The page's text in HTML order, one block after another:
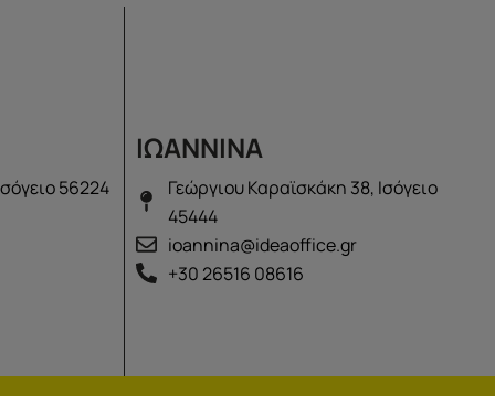
56224
ΙΩΑΝΝΙΝΑ
Γεώργιου Καραϊσκάκη 38, Ισόγειο
45444
ioannina@ideaoffice.gr
+30 26516 08616